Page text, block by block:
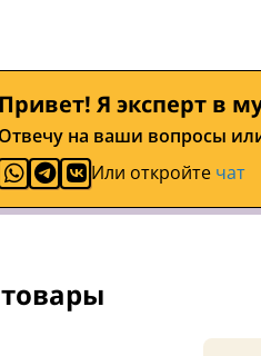
Привет! Я эксперт в
Отвечу на ваши вопросы
Или откройте чат